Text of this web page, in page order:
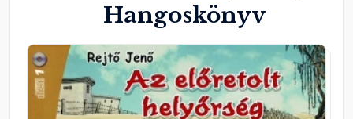
Hangoskönyv